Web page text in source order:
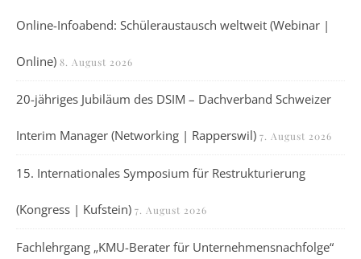
Online-Infoabend: Schüleraustausch weltweit (Webinar |
Online) 8. August 2026
20-jähriges Jubiläum des DSIM – Dachverband Schweizer
Interim Manager (Networking | Rapperswil) 7. August 2026
15. Internationales Symposium für Restrukturierung
(Kongress | Kufstein) 7. August 2026
Fachlehrgang „KMU-Berater für Unternehmensnachfolge“